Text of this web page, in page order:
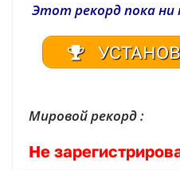
Этот рекорд пока
Мировой рекорд :
Не